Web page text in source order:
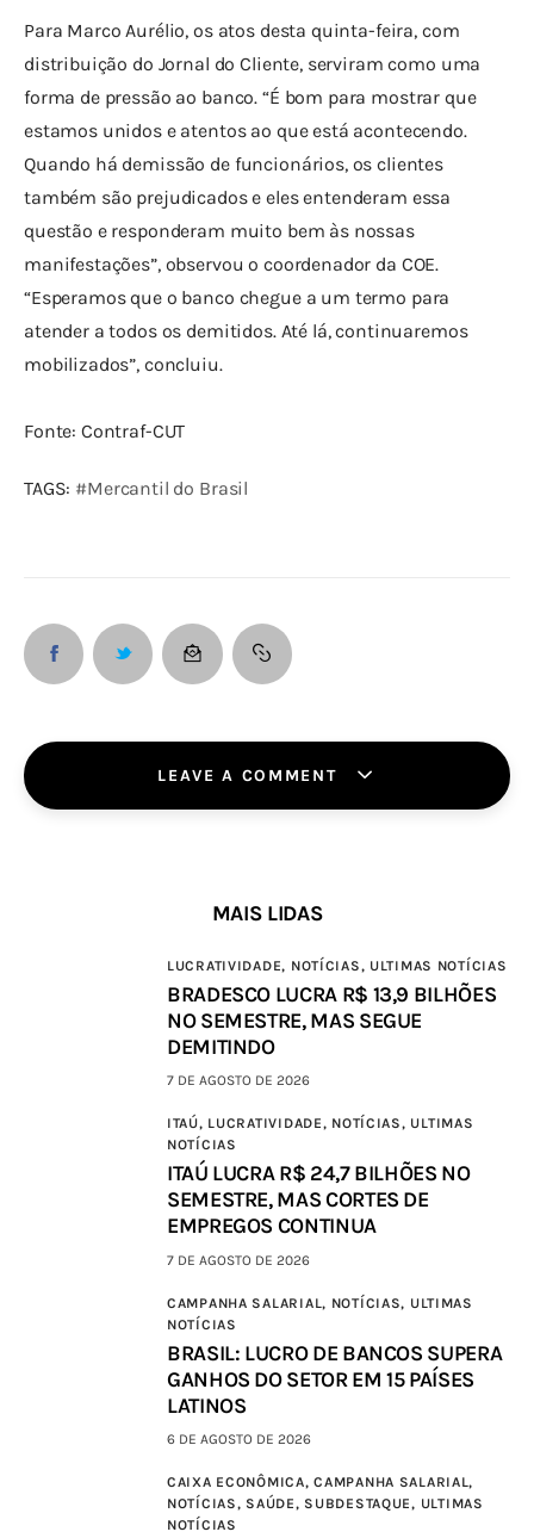
Para Marco Aurélio, os atos desta quinta-feira, com
distribuição do Jornal do Cliente, serviram como uma
forma de pressão ao banco. “É bom para mostrar que
estamos unidos e atentos ao que está acontecendo.
Quando há demissão de funcionários, os clientes
também são prejudicados e eles entenderam essa
questão e responderam muito bem às nossas
manifestações”, observou o coordenador da COE.
“Esperamos que o banco chegue a um termo para
atender a todos os demitidos. Até lá, continuaremos
mobilizados”, concluiu.
Fonte: Contraf-CUT
TAGS: #Mercantil do Brasil
LEAVE A COMMENT
MAIS LIDAS
LUCRATIVIDADE, NOTÍCIAS, ULTIMAS NOTÍCIAS
BRADESCO LUCRA R$ 13,9 BILHÕES
NO SEMESTRE, MAS SEGUE
DEMITINDO
7 DE AGOSTO DE 2026
ITAÚ, LUCRATIVIDADE, NOTÍCIAS, ULTIMAS
NOTÍCIAS
ITAÚ LUCRA R$ 24,7 BILHÕES NO
SEMESTRE, MAS CORTES DE
EMPREGOS CONTINUA
7 DE AGOSTO DE 2026
CAMPANHA SALARIAL, NOTÍCIAS, ULTIMAS
NOTÍCIAS
BRASIL: LUCRO DE BANCOS SUPERA
GANHOS DO SETOR EM 15 PAÍSES
LATINOS
6 DE AGOSTO DE 2026
CAIXA ECONÔMICA,CAMPANHA SALARIAL,
NOTÍCIAS, SAÚDE, SUBDESTAQUE, ULTIMAS
NOTÍCIAS